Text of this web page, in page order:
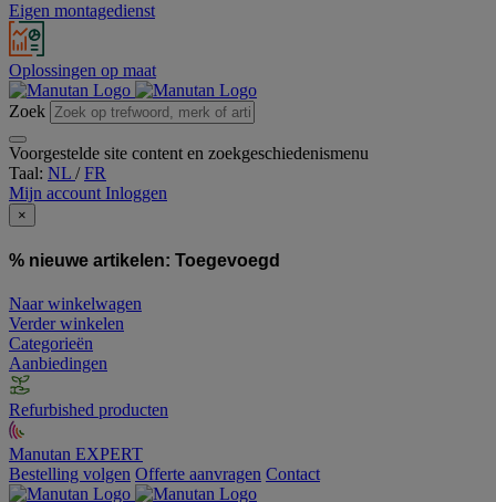
Eigen montagedienst
Oplossingen op maat
Zoek
Voorgestelde site content en zoekgeschiedenismenu
Taal: NL /FR
Mijn account Inloggen
×
% nieuwe artikelen: Toegevoegd
Naar winkelwagen
Verder winkelen
Categorieën
Aanbiedingen
Refurbished producten
Manutan EXPERT
Bestelling volgen Offerte aanvragen Contact